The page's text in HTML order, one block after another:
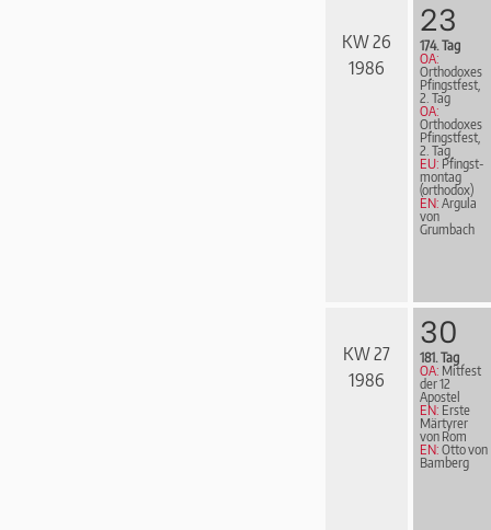
KW 26
1986
23
174. Tag
OA:
Orthodoxes
Pfingstfest,
2. Tag
OA:
Orthodoxes
Pfingstfest,
2. Tag
EU: Pfingst­
mon­tag
(orthodox)
EN: Argula
von
Grumbach
KW 27
1986
30
181. Tag
OA: Mitfest
der 12
Apostel
EN: Erste
Märtyrer
von Rom
EN: Otto von
Bamberg